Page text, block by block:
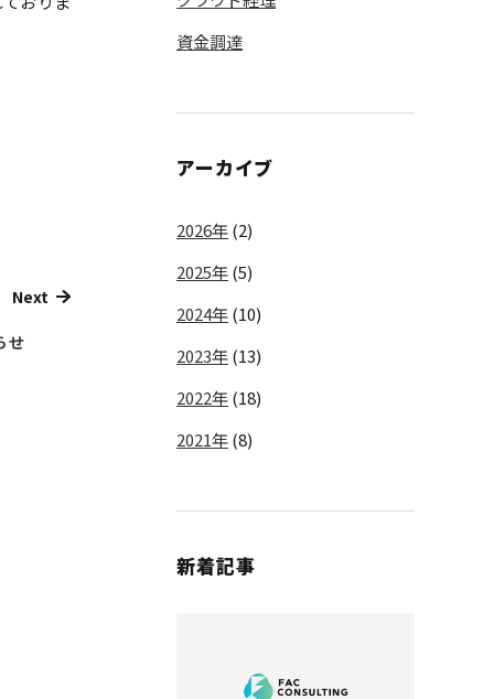
Next
せ
資金調達
アーカイブ
2026年(2)
2025年(5)
2024年(10)
2023年(13)
2022年(18)
2021年(8)
新着記事